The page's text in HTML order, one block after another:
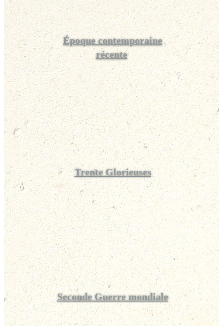
Époque contemporaine
récente
Trente Glorieuses
Seconde Guerre mondiale